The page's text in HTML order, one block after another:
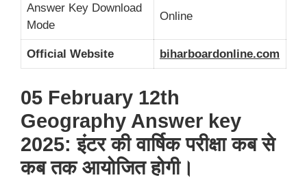
Answer Key Download
Mode
Online
Official Website biharboardonline.com
05 February 12th
Geography Answer key
2025: इंटर की वार्षिक परीक्षा कब से
कब तक आयोजित होगी।